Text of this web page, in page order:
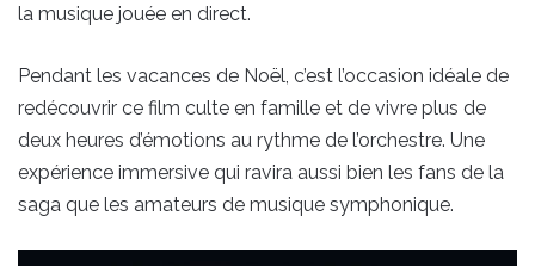
la musique jouée en direct.
Pendant les vacances de Noël, c’est l’occasion idéale de
redécouvrir ce film culte en famille et de vivre plus de
deux heures d’émotions au rythme de l’orchestre. Une
expérience immersive qui ravira aussi bien les fans de la
saga que les amateurs de musique symphonique.